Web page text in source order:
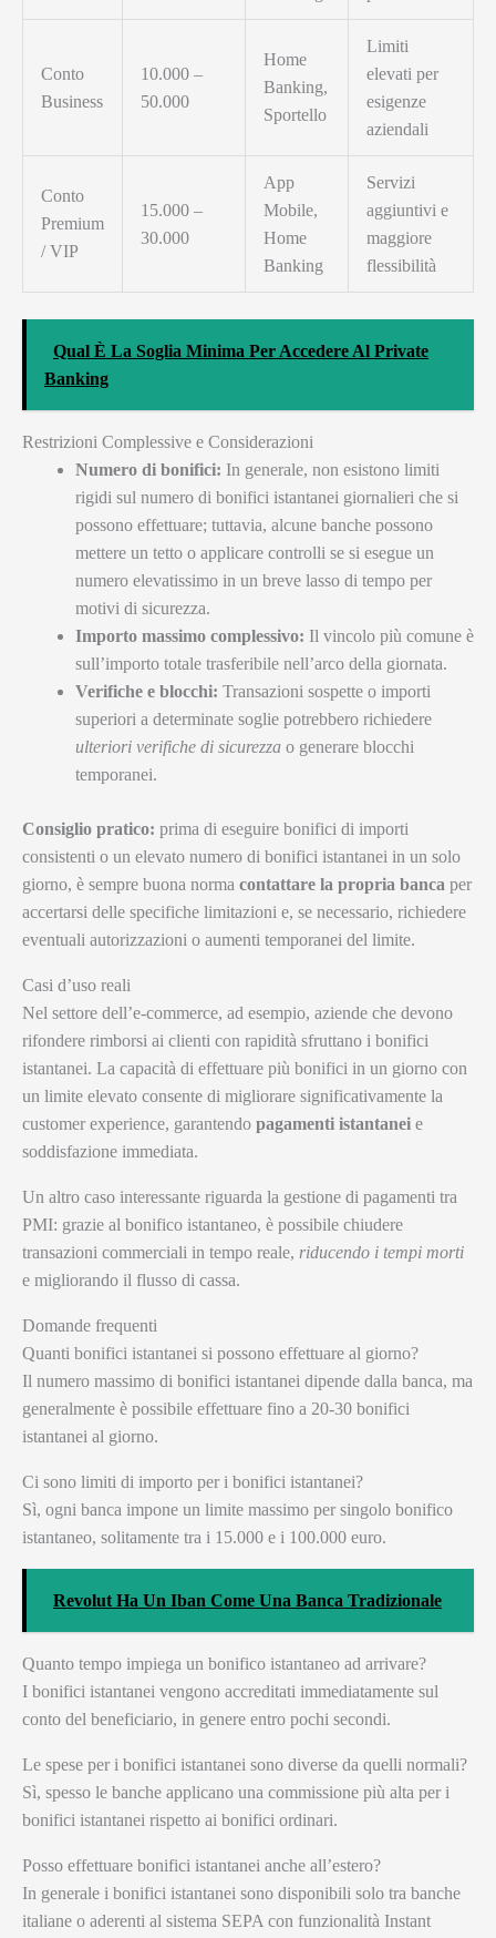
Conto
Business
10.000 –
50.000
Home
Banking,
Sportello
Limiti
elevati per
esigenze
aziendali
Conto
Premium
/ VIP
15.000 –
30.000
App
Mobile,
Home
Banking
Servizi
aggiuntivi e
maggiore
flessibilità
Qual È La Soglia Minima Per Accedere Al Private
Banking
Restrizioni Complessive e Considerazioni
Numero di bonifici: In generale, non esistono limiti
rigidi sul numero di bonifici istantanei giornalieri che si
possono effettuare; tuttavia, alcune banche possono
mettere un tetto o applicare controlli se si esegue un
numero elevatissimo in un breve lasso di tempo per
motivi di sicurezza.
Importo massimo complessivo: Il vincolo più comune è
sull’importo totale trasferibile nell’arco della giornata.
Verifiche e blocchi: Transazioni sospette o importi
superiori a determinate soglie potrebbero richiedere
ulteriori verifiche di sicurezza o generare blocchi
temporanei.
Consiglio pratico: prima di eseguire bonifici di importi
consistenti o un elevato numero di bonifici istantanei in un solo
giorno, è sempre buona norma contattare la propria banca per
accertarsi delle specifiche limitazioni e, se necessario, richiedere
eventuali autorizzazioni o aumenti temporanei del limite.
Casi d’uso reali
Nel settore dell’e-commerce, ad esempio, aziende che devono
rifondere rimborsi ai clienti con rapidità sfruttano i bonifici
istantanei. La capacità di effettuare più bonifici in un giorno con
un limite elevato consente di migliorare significativamente la
customer experience, garantendo pagamenti istantanei e
soddisfazione immediata.
Un altro caso interessante riguarda la gestione di pagamenti tra
PMI: grazie al bonifico istantaneo, è possibile chiudere
transazioni commerciali in tempo reale, riducendo i tempi morti
e migliorando il flusso di cassa.
Domande frequenti
Quanti bonifici istantanei si possono effettuare al giorno?
Il numero massimo di bonifici istantanei dipende dalla banca, ma
generalmente è possibile effettuare fino a 20-30 bonifici
istantanei al giorno.
Ci sono limiti di importo per i bonifici istantanei?
Sì, ogni banca impone un limite massimo per singolo bonifico
istantaneo, solitamente tra i 15.000 e i 100.000 euro.
Revolut Ha Un Iban Come Una Banca Tradizionale
Quanto tempo impiega un bonifico istantaneo ad arrivare?
I bonifici istantanei vengono accreditati immediatamente sul
conto del beneficiario, in genere entro pochi secondi.
Le spese per i bonifici istantanei sono diverse da quelli normali?
Sì, spesso le banche applicano una commissione più alta per i
bonifici istantanei rispetto ai bonifici ordinari.
Posso effettuare bonifici istantanei anche all’estero?
In generale i bonifici istantanei sono disponibili solo tra banche
italiane o aderenti al sistema SEPA con funzionalità Instant